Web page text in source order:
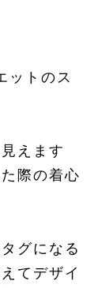
ットのス
えます
際の着心
グになる
てデザイ